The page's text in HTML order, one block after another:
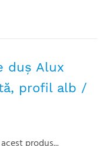
duș Alux
profil alb /